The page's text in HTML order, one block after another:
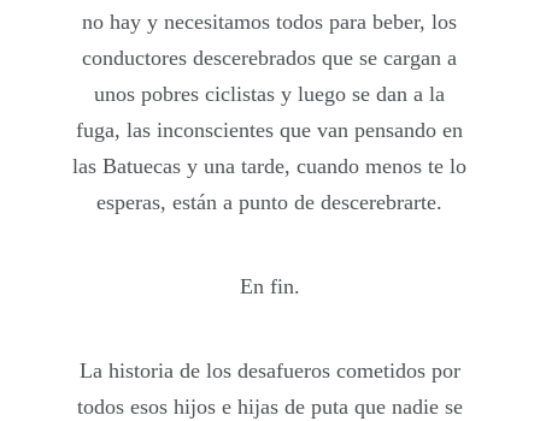
no hay y necesitamos todos para beber, los
conductores descerebrados que se cargan a
unos pobres ciclistas y luego se dan a la
fuga, las inconscientes que van pensando en
las Batuecas y una tarde, cuando menos te lo
esperas, están a punto de descerebrarte.
En fin.
La historia de los desafueros cometidos por
todos esos hijos e hijas de puta que nadie se